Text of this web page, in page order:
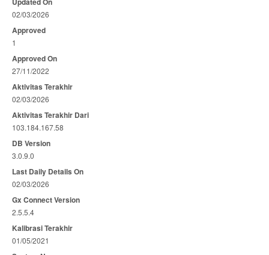
02/03/2026
Approved
1
Approved On
27/11/2022
Aktivitas Terakhir
02/03/2026
Aktivitas Terakhir Dari
103.184.167.58
DB Version
3.0.9.0
Last Daily Details On
02/03/2026
Gx Connect Version
2.5.5.4
Kalibrasi Terakhir
01/05/2021